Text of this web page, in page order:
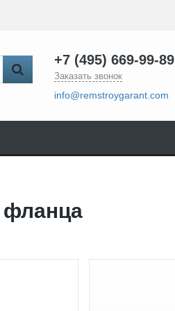
+7 (495) 669-99-89
Заказать звонок
info@remstroygarant.com
фланца